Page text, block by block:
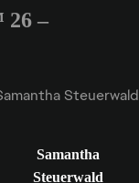
26 –
Steuerwald
Samantha
Steuerwald